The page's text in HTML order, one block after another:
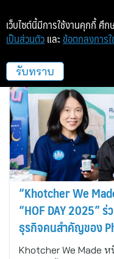
คชเชอร์ โกบอล
“Khotcher We
“HOF DAY 2025”
ธุรกิจคนสำคัญของ
Khotcher We Made ห
เว็บไซต์นี้มีการใช้งานคุกกี้ ศึก
เป็นส่วนตัว และ ข้อตกลงการ
รับทราบ